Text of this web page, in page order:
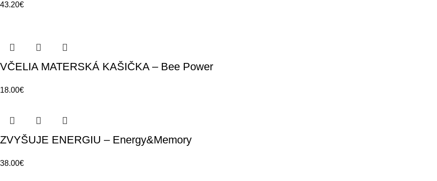
43.20€
VČELIA MATERSKÁ KAŠIČKA – Bee Power
18.00€
ZVYŠUJE ENERGIU – Energy&Memory
38.00€